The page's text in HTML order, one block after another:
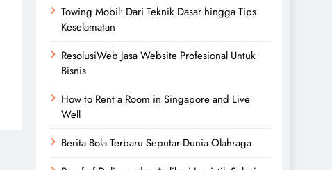
Towing Mobil: Dari Teknik Dasar hingga Tips
Keselamatan
ResolusiWeb Jasa Website Profesional Untuk
Bisnis
How to Rent a Room in Singapore and Live
Well
Berita Bola Terbaru Seputar Dunia Olahraga